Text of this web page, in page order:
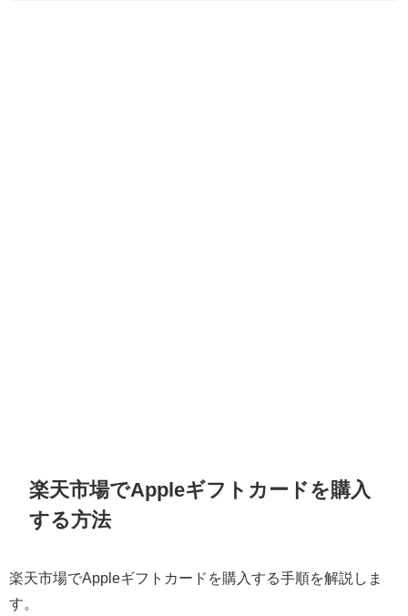
楽天市場でAppleギフトカードを購入
する方法
楽天市場でAppleギフトカードを購入する手順を解説しま
す。